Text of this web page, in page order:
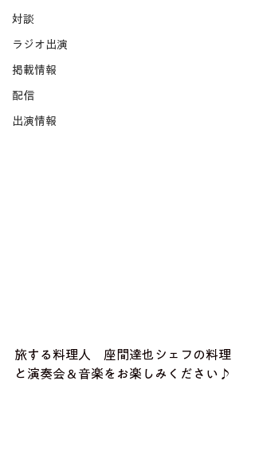
対談
ラジオ出演
掲載情報
配信
出演情報
旅する料理人　座間達也シェフの料理
と演奏会＆音楽をお楽しみください♪